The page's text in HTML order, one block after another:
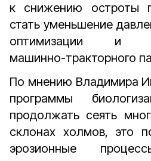
к снижению остроты
стать уменьшение
оптимизации и
машинно-тракторного
По мнению Владимира
программы
продолжать сеять
склонах холмов, это
эрозионные